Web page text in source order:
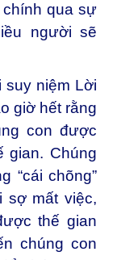
chính qua sự
người sẽ
suy niệm Lời
giờ hết rằng
con được
gian. Chúng
“cái chõng”
sợ mất việc,
thế gian
chúng con